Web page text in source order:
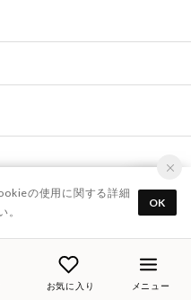
お気に入り メニュー
の使用に関する詳細
。
OK